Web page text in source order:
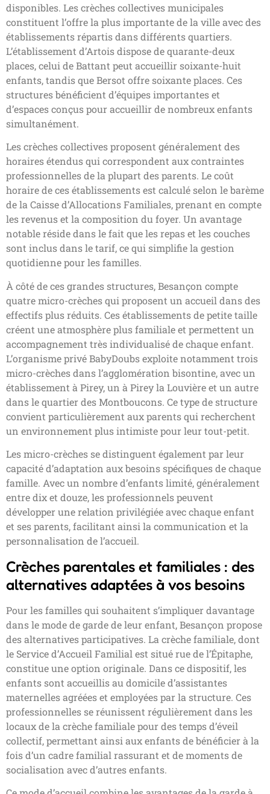
disponibles. Les crèches collectives municipales
constituent l’offre la plus importante de la ville avec des
établissements répartis dans différents quartiers.
L’établissement d’Artois dispose de quarante-deux
places, celui de Battant peut accueillir soixante-huit
enfants, tandis que Bersot offre soixante places. Ces
structures bénéficient d’équipes importantes et
d’espaces conçus pour accueillir de nombreux enfants
simultanément.
Les crèches collectives proposent généralement des
horaires étendus qui correspondent aux contraintes
professionnelles de la plupart des parents. Le coût
horaire de ces établissements est calculé selon le barème
de la Caisse d’Allocations Familiales, prenant en compte
les revenus et la composition du foyer. Un avantage
notable réside dans le fait que les repas et les couches
sont inclus dans le tarif, ce qui simplifie la gestion
quotidienne pour les familles.
À côté de ces grandes structures, Besançon compte
quatre micro-crèches qui proposent un accueil dans des
effectifs plus réduits. Ces établissements de petite taille
créent une atmosphère plus familiale et permettent un
accompagnement très individualisé de chaque enfant.
L’organisme privé BabyDoubs exploite notamment trois
micro-crèches dans l’agglomération bisontine, avec un
établissement à Pirey, un à Pirey la Louvière et un autre
dans le quartier des Montboucons. Ce type de structure
convient particulièrement aux parents qui recherchent
un environnement plus intimiste pour leur tout-petit.
Les micro-crèches se distinguent également par leur
capacité d’adaptation aux besoins spécifiques de chaque
famille. Avec un nombre d’enfants limité, généralement
entre dix et douze, les professionnels peuvent
développer une relation privilégiée avec chaque enfant
et ses parents, facilitant ainsi la communication et la
personnalisation de l’accueil.
Crèches parentales et familiales : des
alternatives adaptées à vos besoins
Pour les familles qui souhaitent s’impliquer davantage
dans le mode de garde de leur enfant, Besançon propose
des alternatives participatives. La crèche familiale, dont
le Service d’Accueil Familial est situé rue de l’Épitaphe,
constitue une option originale. Dans ce dispositif, les
enfants sont accueillis au domicile d’assistantes
maternelles agréées et employées par la structure. Ces
professionnelles se réunissent régulièrement dans les
locaux de la crèche familiale pour des temps d’éveil
collectif, permettant ainsi aux enfants de bénéficier à la
fois d’un cadre familial rassurant et de moments de
socialisation avec d’autres enfants.